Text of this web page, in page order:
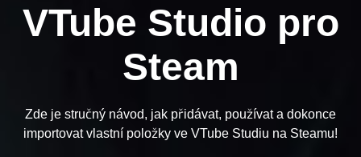
VTube Studio pro
Steam
Zde je stručný návod, jak přidávat, používat a dokonce
importovat vlastní položky ve VTube Studiu na Steamu!